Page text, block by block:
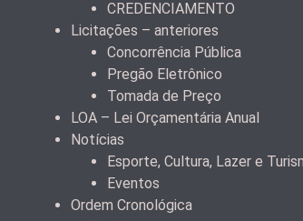
CREDENCIAMENTO
Licitações – anteriores
Concorrência Pública
Pregão Eletrônico
Tomada de Preço
LOA – Lei Orçamentária Anual
Notícias
Esporte, Cultura, Lazer e
Eventos
Ordem Cronológica